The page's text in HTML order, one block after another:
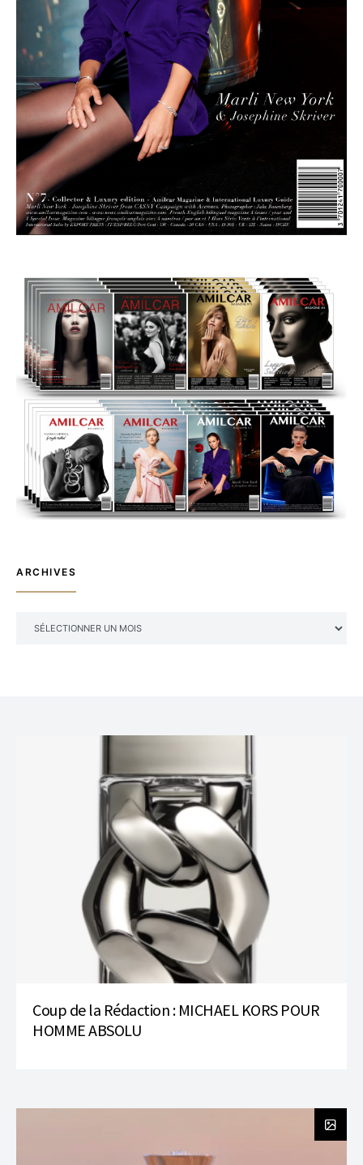
ARCHIVES
Coup de la Rédaction : MICHAEL KORS POUR
HOMME ABSOLU